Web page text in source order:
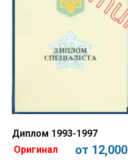
Диплом 1993-1997
Оригинал
от 12,000